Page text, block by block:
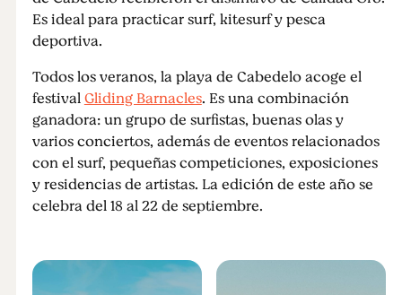
Es ideal para practicar surf, kitesurf y pesca
deportiva.
Todos los veranos, la playa de Cabedelo acoge el
festivalGliding Barnacles. Es una combinación
ganadora: un grupo de surfistas, buenas olas y
varios conciertos, además de eventos relacionados
con el surf, pequeñas competiciones, exposiciones
y residencias de artistas. La edición de este año se
celebra del 18 al 22 de septiembre.